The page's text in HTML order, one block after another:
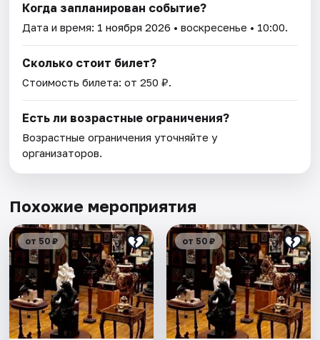
Когда запланирован событие?
Дата и время: 1 ноября 2026 • воскресенье • 10:00.
Сколько стоит билет?
Стоимость билета: от 250 ₽.
Есть ли возрастные ограничения?
Возрастные ограничения уточняйте у
организаторов.
Похожие мероприятия
от 50 ₽ от 50 ₽